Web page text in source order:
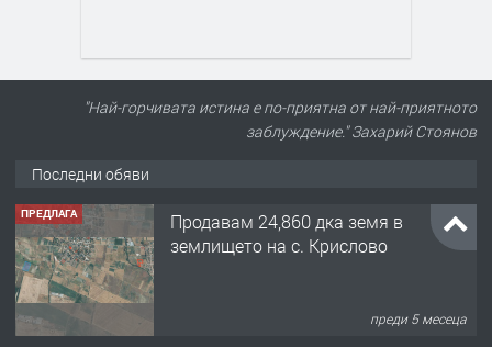
"Най-горчивата истина е по-приятна от най-приятното
заблуждение." Захарий Стоянов
Последни обяви
ПРЕДЛАГА
122 м2- 3 стаен апартамент супер
център Асеновград- 169 500 €.
преди 3 месеца